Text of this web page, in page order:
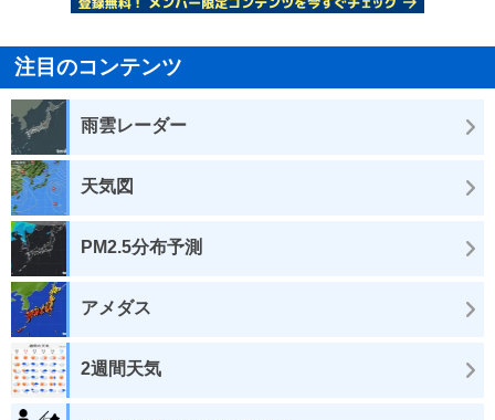
注目のコンテンツ
雨雲レーダー
天気図
PM2.5分布予測
アメダス
2週間天気